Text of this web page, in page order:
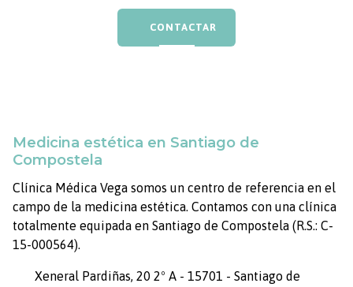
Compostela
Clínica Médica Vega somos un centro de referencia en el
campo de la medicina estética. Contamos con una clínica
totalmente equipada en Santiago de Compostela (R.S.: C-
15-000564).
Xeneral Pardiñas, 20 2º A - 15701 - Santiago de
Compostela (A Coruña)